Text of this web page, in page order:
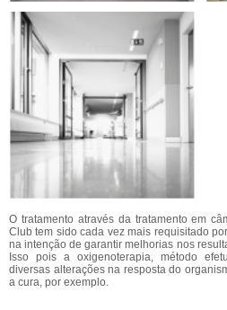
O tratamento através da tratamento em
Club tem sido cada vez mais requisitado
na intenção de garantir melhorias nos
Isso pois a oxigenoterapia, método
diversas alterações na resposta do
a cura, por exemplo.